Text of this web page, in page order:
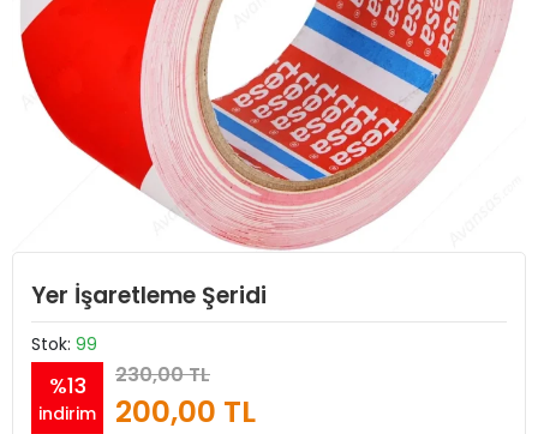
Yer İşaretleme Şeridi
Stok: 99
%13
indirim
230,00 TL
200,00 TL